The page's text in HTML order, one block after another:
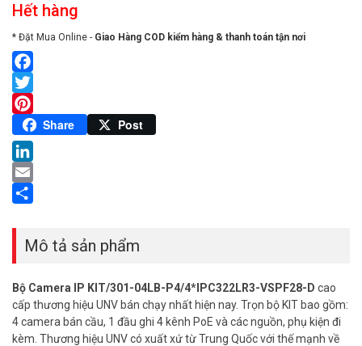
Hết hàng
* Đặt Mua Online - Giao Hàng COD kiểm hàng & thanh toán tận nơi
Facebook
Twitter
Pinterest
Share Post
LinkedIn
Email
Mô tả sản phẩm
Bộ Camera IP KIT/301-04LB-P4/4*IPC322LR3-VSPF28-D cao
cấp thương hiệu UNV bán chạy nhất hiện nay. Trọn bộ KIT bao gồm:
4 camera bán cầu, 1 đầu ghi 4 kênh PoE và các nguồn, phụ kiện đi
kèm. Thương hiệu UNV có xuất xứ từ Trung Quốc với thế mạnh về